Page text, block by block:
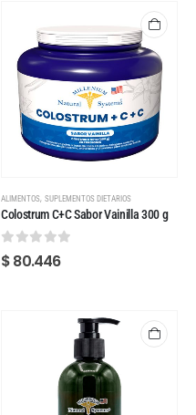
ALIMENTOS, SUPLEMENTOS DIETARIOS
Colostrum C+C Sabor Vainilla 300 g
0 out of 5
$80.446